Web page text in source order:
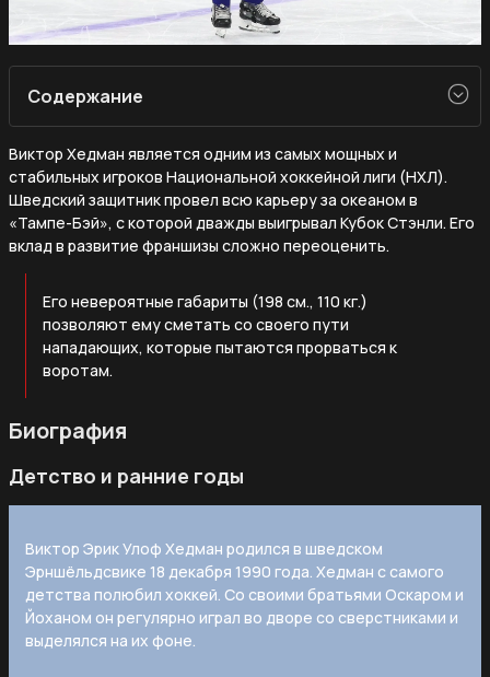
Содержание
Виктор Хедман является одним из самых мощных и
стабильных игроков Национальной хоккейной лиги (НХЛ).
Шведский защитник провел всю карьеру за океаном в
«Тампе-Бэй», с которой дважды выигрывал Кубок Стэнли. Его
вклад в развитие франшизы сложно переоценить.
Его невероятные габариты (198 см., 110 кг.)
позволяют ему сметать со своего пути
нападающих, которые пытаются прорваться к
воротам.
Биография
Детство и ранние годы
Виктор Эрик Улоф Хедман родился в шведском
Эрншёльдсвике 18 декабря 1990 года. Хедман с самого
детства полюбил хоккей. Со своими братьями Оскаром и
Йоханом он регулярно играл во дворе со сверстниками и
выделялся на их фоне.